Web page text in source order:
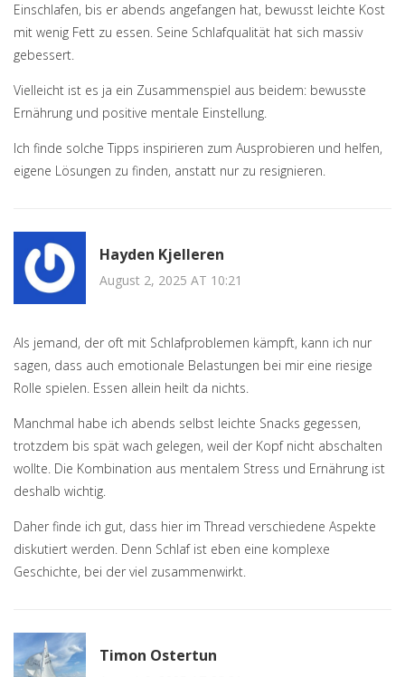
Einschlafen, bis er abends angefangen hat, bewusst leichte Kost
mit wenig Fett zu essen. Seine Schlafqualität hat sich massiv
gebessert.
Vielleicht ist es ja ein Zusammenspiel aus beidem: bewusste
Ernährung und positive mentale Einstellung.
Ich finde solche Tipps inspirieren zum Ausprobieren und helfen,
eigene Lösungen zu finden, anstatt nur zu resignieren.
Hayden Kjelleren
August 2, 2025 AT 10:21
Als jemand, der oft mit Schlafproblemen kämpft, kann ich nur
sagen, dass auch emotionale Belastungen bei mir eine riesige
Rolle spielen. Essen allein heilt da nichts.
Manchmal habe ich abends selbst leichte Snacks gegessen,
trotzdem bis spät wach gelegen, weil der Kopf nicht abschalten
wollte. Die Kombination aus mentalem Stress und Ernährung ist
deshalb wichtig.
Daher finde ich gut, dass hier im Thread verschiedene Aspekte
diskutiert werden. Denn Schlaf ist eben eine komplexe
Geschichte, bei der viel zusammenwirkt.
Timon Ostertun